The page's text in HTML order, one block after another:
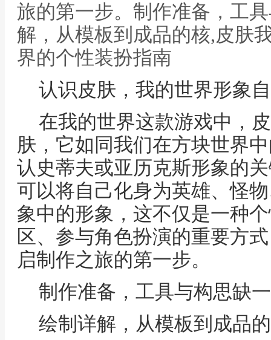
旅的第一步。制作准备，工
解，从模板到成品的核,皮肤
界的个性装扮指南
认识皮肤，我的世界形象
在我的世界这款游戏中，
肤，它如同我们在方块世界
认史蒂夫或亚历克斯形象的
可以将自己化身为英雄、怪
象中的形象，这不仅是一种
区、参与角色扮演的重要方
启制作之旅的第一步。
制作准备，工具与构思缺
绘制详解，从模板到成品